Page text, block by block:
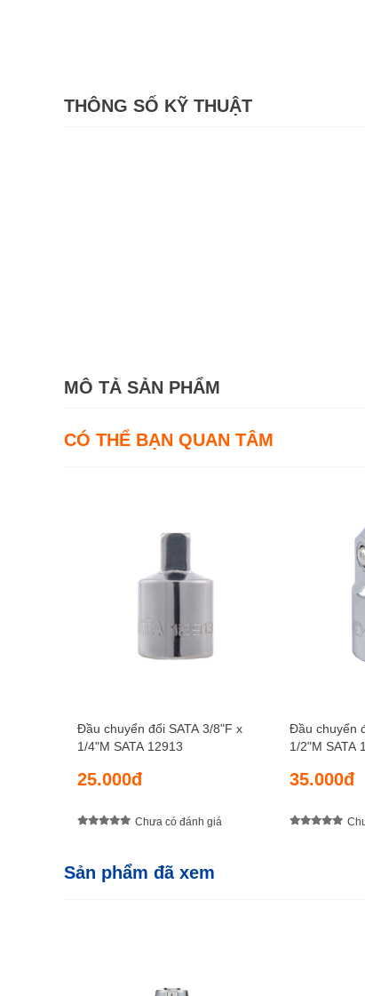
THÔNG SỐ KỸ THUẬT
MÔ TẢ SẢN PHẨM
CÓ THỂ BẠN QUAN TÂM
Đầu chuyển đổi SATA 3/8"F x
1/4"M SATA 12913
25.000đ
Chưa có đánh giá
Đầu chuyển
1/2"M SATA
35.000đ
Sản phẩm đã xem